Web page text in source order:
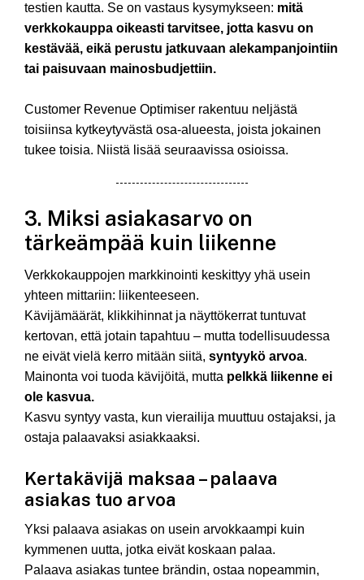
testien kautta. Se on vastaus kysymykseen: mitä
verkkokauppa oikeasti tarvitsee, jotta kasvu on
kestävää, eikä perustu jatkuvaan alekampanjointiin
tai paisuvaan mainosbudjettiin.
Customer Revenue Optimiser rakentuu neljästä
toisiinsa kytkeytyvästä osa-alueesta, joista jokainen
tukee toisia. Niistä lisää seuraavissa osioissa.
3. Miksi asiakasarvo on
tärkeämpää kuin liikenne
Verkkokauppojen markkinointi keskittyy yhä usein
yhteen mittariin: liikenteeseen.
Kävijämäärät, klikkihinnat ja näyttökerrat tuntuvat
kertovan, että jotain tapahtuu – mutta todellisuudessa
ne eivät vielä kerro mitään siitä, syntyykö arvoa.
Mainonta voi tuoda kävijöitä, mutta pelkkä liikenne ei
ole kasvua.
Kasvu syntyy vasta, kun vierailija muuttuu ostajaksi, ja
ostaja palaavaksi asiakkaaksi.
Kertakävijä maksaa – palaava
asiakas tuo arvoa
Yksi palaava asiakas on usein arvokkaampi kuin
kymmenen uutta, jotka eivät koskaan palaa.
Palaava asiakas tuntee brändin, ostaa nopeammin,